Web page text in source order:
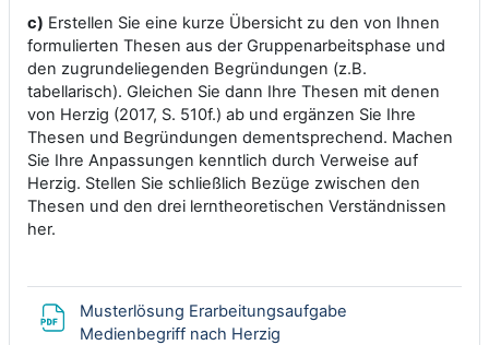
c) Erstellen Sie eine kurze Übersicht zu den von Ihnen
formulierten Thesen aus der Gruppenarbeitsphase und
den zugrundeliegenden Begründungen (z.B.
tabellarisch). Gleichen Sie dann Ihre Thesen mit denen
von Herzig (2017, S. 510f.) ab und ergänzen Sie Ihre
Thesen und Begründungen dementsprechend. Machen
Sie Ihre Anpassungen kenntlich durch Verweise auf
Herzig. Stellen Sie schließlich Bezüge zwischen den
Thesen und den drei lerntheoretischen Verständnissen
her.
Musterlösung Erarbeitungsaufgabe
Medienbegriff nach Herzig